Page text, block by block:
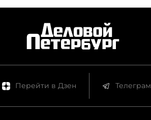
Перейти в Дзен Телеграм